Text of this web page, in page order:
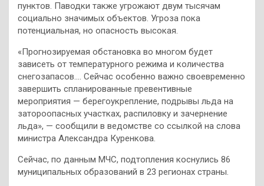
пунктов. Паводки также угрожают двум тысячам
социально значимых объектов. Угроза пока
потенциальная, но опасность высокая.
«Прогнозируемая обстановка во многом будет
зависеть от температурного режима и количества
снегозапасов…. Сейчас особенно важно своевременно
завершить спланированные превентивные
мероприятия — берегоукрепление, подрывы льда на
затороопасных участках, распиловку и зачернение
льда», — сообщили в ведомстве со ссылкой на слова
министра Александра Куренкова.
Сейчас, по данным МЧС, подтопления коснулись 86
муниципальных образований в 23 регионах страны.